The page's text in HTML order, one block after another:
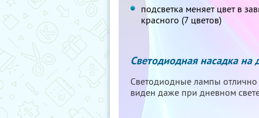
подсветка меняет цвет в
красного (7 цветов)
Светодиодная насадка на
Светодиодные лампы
виден даже при дневном